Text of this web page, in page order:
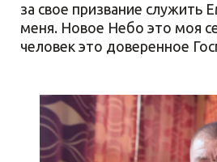
за свое призвание служить
меня. Новое Небо это моя
человек это доверенное